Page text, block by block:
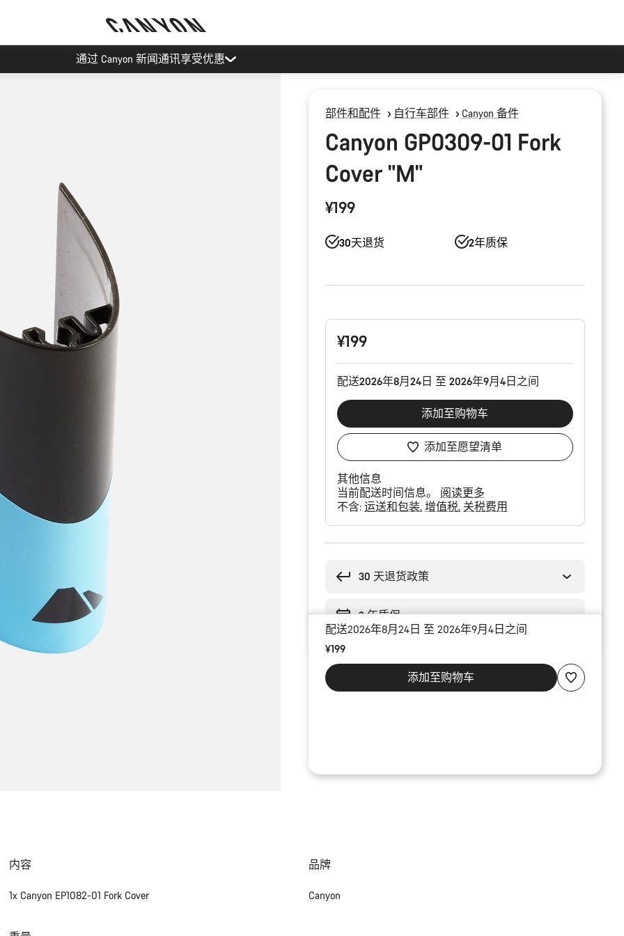
通过 Canyon 新闻通讯享受优惠
部件和配件 自行车部件 Canyon 备件
Canyon GP0309-01 Fork
Cover "M"
¥199
30天退货 2年质保
配
¥199
配送2026年8月24日 至 2026年9月4日之间
添加至购物车
添加至愿望清单
其他信息
当前配送时间信息。 阅读更多
不含: 运送和包装 增值税 关税费用
30 天退货政策
2 年质保
配送2026年8月24日 至 2026年9月4日之间
¥199
添加至购物车
内容
1x Canyon EP1082-01 Fork Cover
品牌
Canyon